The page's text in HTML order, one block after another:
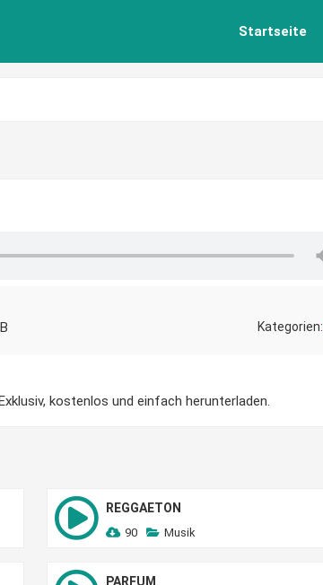
Startseite
Kategorien:
kostenlos und einfach herunterladen.
REGGAETON
90 Musik
PARFUM